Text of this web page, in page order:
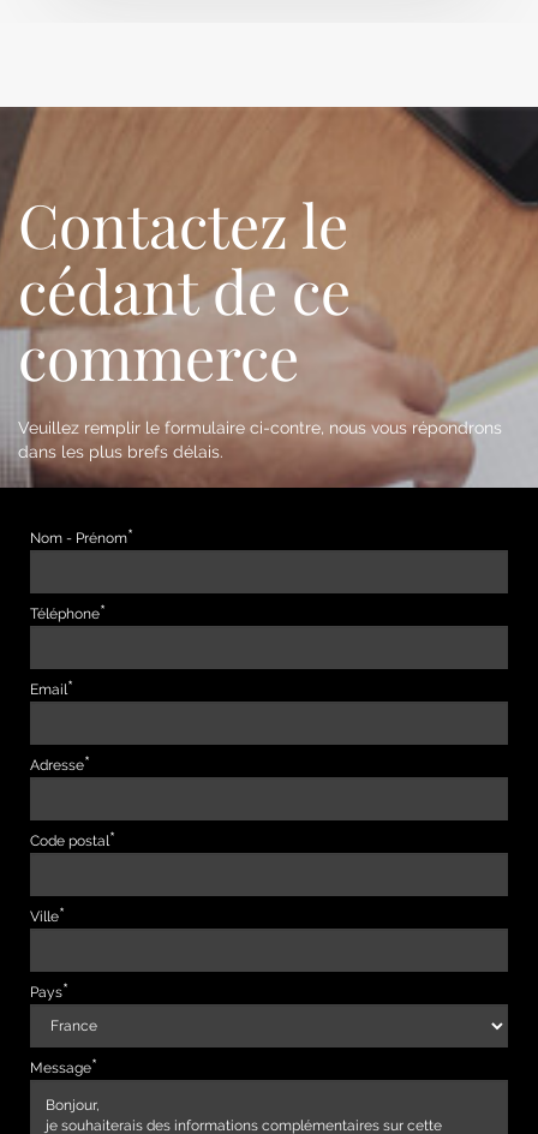
Contactez le
cédant de ce
commerce
Veuillez remplir le formulaire ci-contre, nous vous répondrons
dans les plus brefs délais.
Nom - Prénom
Téléphone
Email
Adresse
Code postal
Ville
Pays
Message